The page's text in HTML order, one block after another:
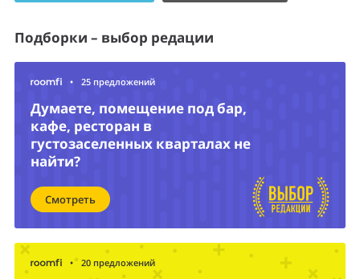
Подборки – выбор редации
• 25 предложений
Думаете, помещение под бар,
кафе, ресторан в
густозаселенных кварталах не
найти?
Смотреть
• 20 предложений